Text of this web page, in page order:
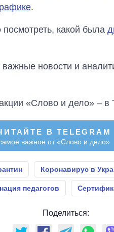
.
какой была
новости и
«Слово и дело» – в
В TELEGRAM
важное от «Слово и дело»
Коронавирус в
педагогов
Поделиться: